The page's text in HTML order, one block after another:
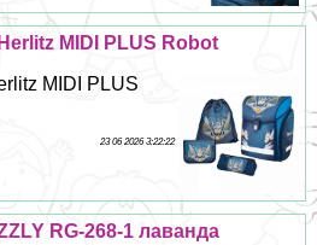
MIDI PLUS Robot
MIDI PLUS
23 06 2026 3:22:22
RG-268-1 лаванда